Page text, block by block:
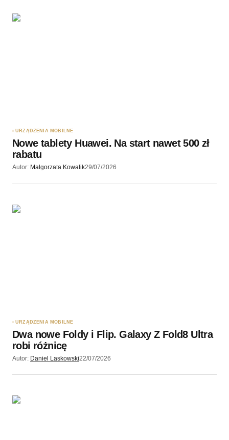
URZĄDZENIA MOBILNE
Nowe tablety Huawei. Na start nawet 500 zł
rabatu
Autor: Malgorzata Kowalik29/07/2026
URZĄDZENIA MOBILNE
Dwa nowe Foldy i Flip. Galaxy Z Fold8 Ultra
robi różnicę
Autor: Daniel Laskowski22/07/2026